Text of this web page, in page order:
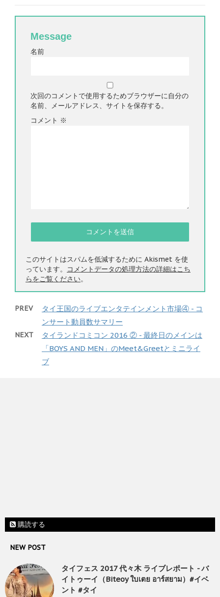
Message
名前
次回のコメントで使用するためブラウザーに自分の
名前、メールアドレス、サイトを保存する。
コメント ※
このサイトはスパムを低減するために Akismet を使
っています。
コメントデータの処理方法の詳細はこち
らをご覧ください。
PREV
タイ王国のライブエンタテインメント市場④ - コ
ンサート動員数サマリー
NEXT
タイランドコミコン 2016 ② - 最終日のメインは
「BOYS AND MEN」のMeet&Greetとミニライ
ブ
購読する
NEW POST
タイフェス 2017 代々木 ライブレポート - バ
イトゥーイ（Biteoy ใบเตย อาร์สยาม）#イベ
ント #タイ